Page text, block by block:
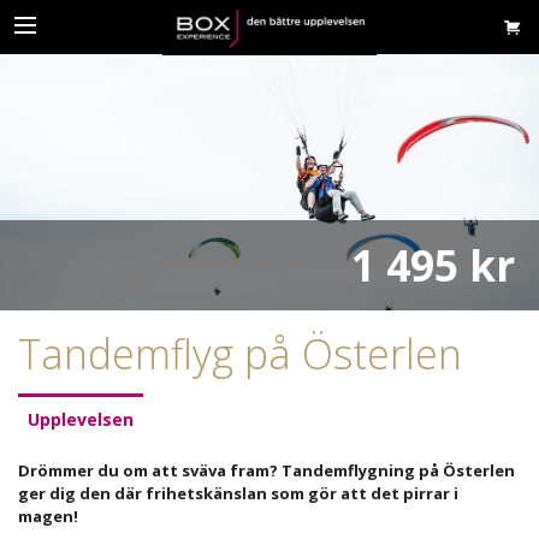
1 495 kr
Tandemflyg på Österlen
Upplevelsen
Drömmer du om att sväva fram? Tandemflygning på Österlen
ger dig den där frihetskänslan som gör att det pirrar i
magen!